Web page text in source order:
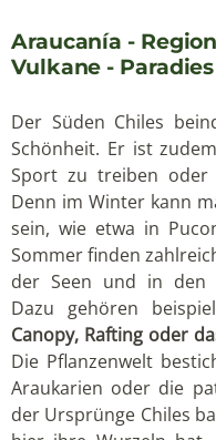
Araucanía -
Vulkane -
Der Süden Chiles
Schönheit. Er ist
Sport zu treiben oder
Denn im Winter kann
sein, wie etwa in
Sommer finden
der Seen und in den
Dazu gehören
Canopy, Rafting oder
Die Pflanzenwelt
Araukarien oder die
der Ursprünge Chiles